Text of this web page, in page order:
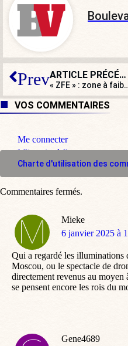
Prev ARTICLE PRÉCÉDENT
« ZFE » : zone à faibles
VOS COMMENTAIRES
Me connecter
M'inscrire à l'espace
Charte d'utilisation des
Mieke
dit
6 janvier 2025 à
Qui a regardé les illuminations
Moscou, ou le spectacle de
directement revenus au
se pensent encore les rois du
Gene4689
Commentaires fermés.